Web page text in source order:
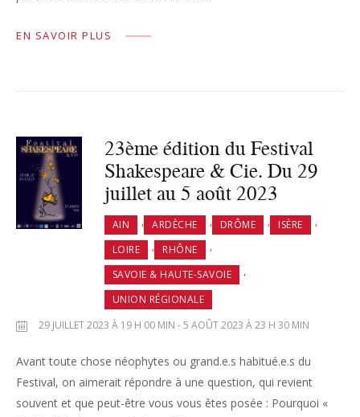
EN SAVOIR PLUS
23ème édition du Festival
Shakespeare & Cie. Du 29
juillet au 5 août 2023
AIN , ARDÈCHE , DRÔME , ISÈRE ,
LOIRE , RHÔNE ,
SAVOIE & HAUTE-SAVOIE ,
UNION RÉGIONALE
29 JUILLET 2023 À 19 H 00 MIN - 5 AOÛT 2023 À 23 H 30 MIN
Avant toute chose néophytes ou grand.e.s habitué.e.s du
Festival, on aimerait répondre à une question, qui revient
souvent et que peut-être vous vous êtes posée : Pourquoi «